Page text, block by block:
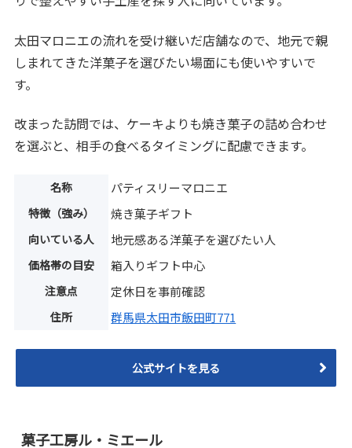
太田マロニエの流れを受け継いだ店舗なので、地元で親
しまれてきた洋菓子を選びたい場面にも使いやすいで
す。
改まった訪問では、ケーキよりも焼き菓子の詰め合わせ
を選ぶと、相手の食べるタイミングに配慮できます。
名称 パティスリーマロニエ
特徴（強み） 焼き菓子ギフト
向いている人 地元感ある洋菓子を選びたい人
価格帯の目安 箱入りギフト中心
注意点 定休日を事前確認
住所 群馬県太田市飯田町771
公式サイトを見る
菓子工房ル・ミエール